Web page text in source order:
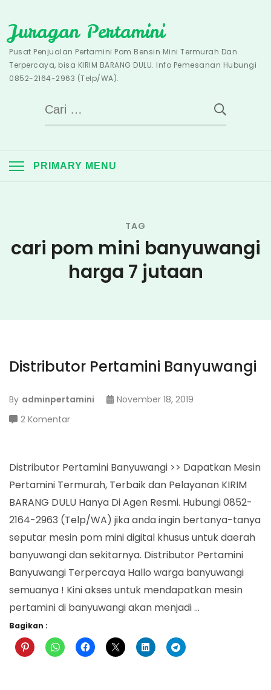
to
content
Juragan Pertamini
Pusat Penjualan Pertamini Pom Bensin Mini Termurah Dan
Terpercaya, bisa KIRIM BARANG DULU. Info Pemesanan Hubungi
0852-2164-2963 (Telp/WA).
Cari
untuk:
PRIMARY MENU
TAG
cari pom mini banyuwangi
harga 7 jutaan
Distributor Pertamini Banyuwangi
By adminpertamini
November 18, 2019
2 Komentarpada
Banyuwangi
Distributor Pertamini Banyuwangi >> Dapatkan Mesin
Pertamini Termurah, Terbaik dan Pelayanan KIRIM
BARANG DULU Hanya Di Agen Resmi. Hubungi 0852-
2164-2963 (Telp/WA) jika anda ingin bertanya-tanya
seputar mesin pom mini digital khusus untuk daerah
banyuwangi dan sekitarnya. Distributor Pertamini
Banyuwangi Terpercaya Hallo warga banyuwangi
semuanya ! Kini akses untuk mendapatkan mesin
pertamini di banyuwangi akan menjadi …
Bagikan :